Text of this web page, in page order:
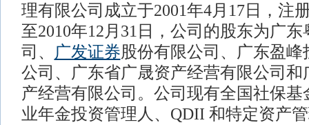
理有限公司成立于2001年4月17日，注
至2010年12月31日，公司的股东为广
司、
广发证券股份有限公司、广东盈
公司、广东省广晟资产经营有限公司和
产经营有限公司。公司现有全国社保
业年金投资管理人、QDII 和特定资产